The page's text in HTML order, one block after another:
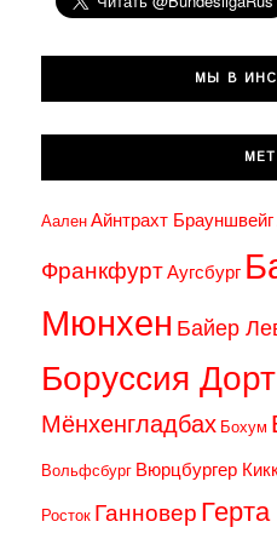
м
МЫ В
АаленАйнтрахт Брауншвейг
ФранкфуртАугсбург
Мюнхен Байер
Боруссия
Мёнхенгладбах Бохум
Вольфсбург Вюрцбургер
Росток Ганновер